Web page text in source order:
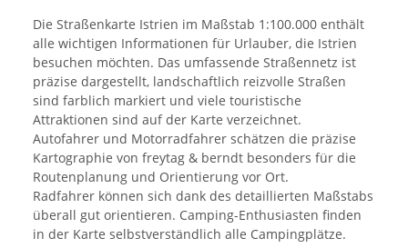
Die Straßenkarte Istrien im Maßstab 1:100.000 enthält
alle wichtigen Informationen für Urlauber, die Istrien
besuchen möchten. Das umfassende Straßennetz ist
präzise dargestellt, landschaftlich reizvolle Straßen
sind farblich markiert und viele touristische
Attraktionen sind auf der Karte verzeichnet.
Autofahrer und Motorradfahrer schätzen die präzise
Kartographie von freytag & berndt besonders für die
Routenplanung und Orientierung vor Ort.
Radfahrer können sich dank des detaillierten Maßstabs
überall gut orientieren. Camping-Enthusiasten finden
in der Karte selbstverständlich alle Campingplätze.